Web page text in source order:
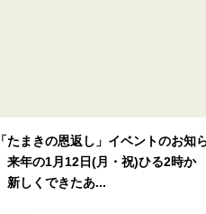
たまきの恩返し」イベントのお知
来年の1月12日(月・祝)ひる2時か
新しくできたあ...